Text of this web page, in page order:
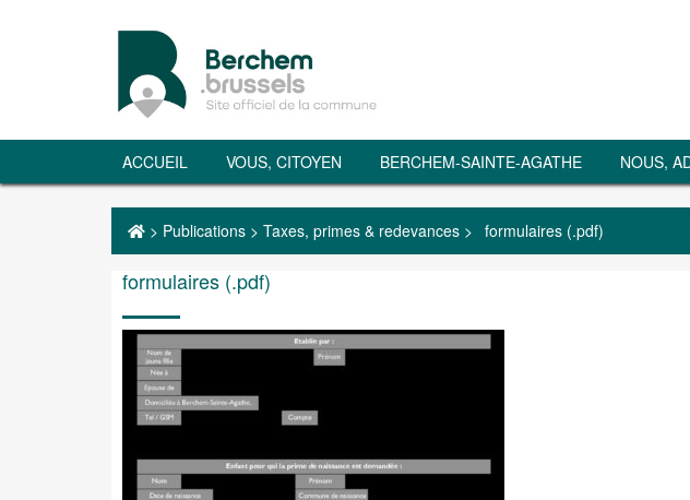
ACCUEIL VOUS, CITOYEN BERCHEM-SAINTE-AGATHE NOUS,
> Publications > Taxes, primes & redevances > formulaires (.pdf)
formulaires (.pdf)